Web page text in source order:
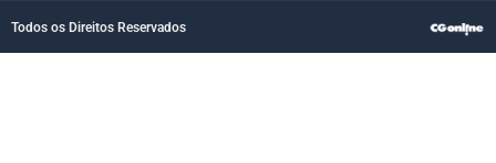
Todos os Direitos Reservados